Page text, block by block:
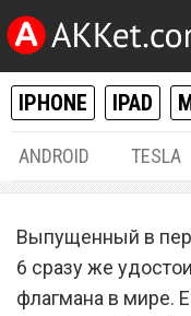
IPHONE IPAD
ANDROID TESLA
В
Выпущенный в
6 сразу же
флагмана в мире.